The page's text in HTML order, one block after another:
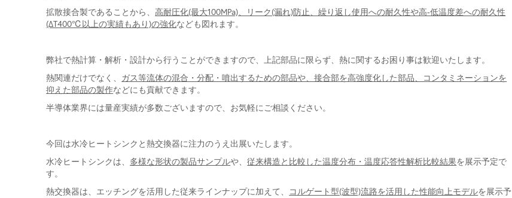
拡散接合製であることから、高耐圧化(最大100MPa)、リーク(漏れ)防止、繰り返し使用への耐久性や高-低温度差への耐久性
(ΔT400℃以上の実績もあり)の強化なども図れます。
弊社で熱計算・解析・設計から行うことができますので、上記部品に限らず、熱に関するお困り事は歓迎いたします。
熱関連だけでなく、 ガス等流体の混合・分配・噴出するための部品や、接合部を高強度化した部品、コンタミネーションを
抑えた部品の製作などにも貢献できます。
半導体業界には量産実績が多数ございますので、お気軽にご相談ください。
今回は水冷ヒートシンクと熱交換器に注力のうえ出展いたします。
水冷ヒートシンクは、 多様な形状の製品サンプルや、従来構造と比較した温度分布・温度応答性解析比較結果を展示予定で
す。
熱交換器は、エッチングを活用した従来ラインナップに加えて、
コルゲート型(波型)流路を活用した性能向上モデルを展示予